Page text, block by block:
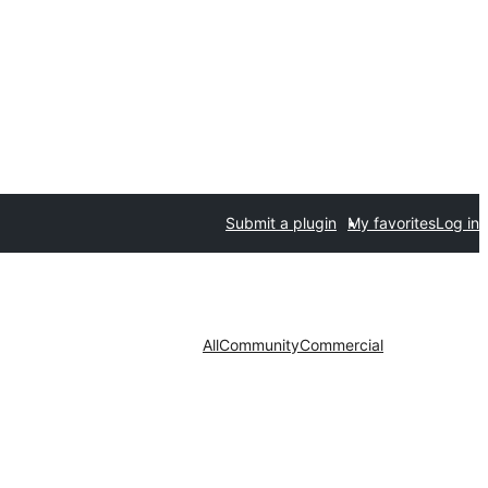
Submit a plugin My favoritesLog in
AllCommunityCommercial